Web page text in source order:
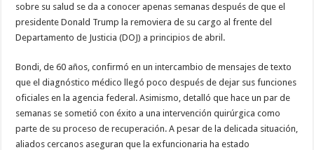
sobre su salud se da a conocer apenas semanas después de que el
presidente Donald Trump la removiera de su cargo al frente del
Departamento de Justicia (DOJ) a principios de abril.
Bondi, de 60 años, confirmó en un intercambio de mensajes de texto
que el diagnóstico médico llegó poco después de dejar sus funciones
oficiales en la agencia federal. Asimismo, detalló que hace un par de
semanas se sometió con éxito a una intervención quirúrgica como
parte de su proceso de recuperación. A pesar de la delicada situación,
aliados cercanos aseguran que la exfuncionaria ha estado